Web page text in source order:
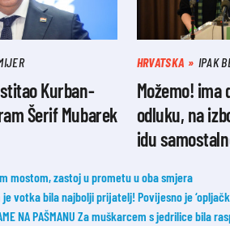
Kurban-
Šerif Mubarek
HRVATSKA IPAK
Možemo!
odluku, na
idu
mostom, zastoj u prometu u oba smjera
votka bila najbolji prijatelj! Povijesno je
NA PAŠMANU Za muškarcem s jedrilice bila